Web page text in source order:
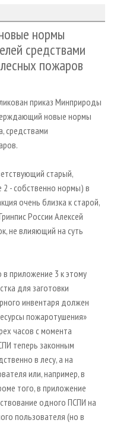
нормы
средствами
пожаров
приказ Минприроды
новые нормы
средствами
старый,
2 - собственно нормы) в
очень близка к старой,
России Алексей
не влияющий на суть
приложение 3 к этому
для заготовки
инвентаря должен
пожаротушения»
часов с момента
теперь законным
в лесу, а на
или, например, в
того, в приложение
одного ПСПИ на
пользователя (но в